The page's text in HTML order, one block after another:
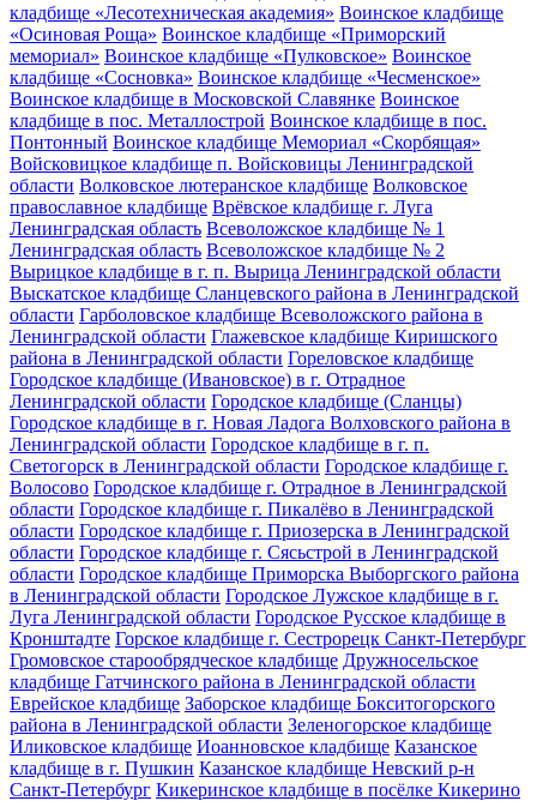
кладбище «Лесотехническая академия» Воинское кладбище
«Осиновая Роща» Воинское кладбище «Приморский
мемориал» Воинское кладбище «Пулковское» Воинское
кладбище «Сосновка» Воинское кладбище «Чесменское»
Воинское кладбище в Московской Славянке Воинское
кладбище в пос. Металлострой Воинское кладбище в пос.
Понтонный Воинское кладбище Мемориал «Скорбящая»
Войсковицкое кладбище п. Войсковицы Ленинградской
области Волковское лютеранское кладбище Волковское
православное кладбище Врёвское кладбище г. Луга
Ленинградская область Всеволожское кладбище № 1
Ленинградская область Всеволожское кладбище № 2
Вырицкое кладбище в г. п. Вырица Ленинградской области
Выскатское кладбище Сланцевского района в Ленинградской
области Гарболовское кладбище Всеволожского района в
Ленинградской области Глажевское кладбище Киришского
района в Ленинградской области Гореловское кладбище
Городское кладбище (Ивановское) в г. Отрадное
Ленинградской области Городское кладбище (Сланцы)
Городское кладбище в г. Новая Ладога Волховского района в
Ленинградской области Городское кладбище в г. п.
Светогорск в Ленинградской области Городское кладбище г.
Волосово Городское кладбище г. Отрадное в Ленинградской
области Городское кладбище г. Пикалёво в Ленинградской
области Городское кладбище г. Приозерска в Ленинградской
области Городское кладбище г. Сясьстрой в Ленинградской
области Городское кладбище Приморска Выборгского района
в Ленинградской области Городское Лужское кладбище в г.
Луга Ленинградской области Городское Русское кладбище в
Кронштадте Горское кладбище г. Сестрорецк Санкт-Петербург
Громовское старообрядческое кладбище Дружносельское
кладбище Гатчинского района в Ленинградской области
Еврейское кладбище Заборское кладбище Бокситогорского
района в Ленинградской области Зеленогорское кладбище
Иликовское кладбище Иоанновское кладбище Казанское
кладбище в г. Пушкин Казанское кладбище Невский р-н
Санкт-Петербург Кикеринское кладбище в посёлке Кикерино